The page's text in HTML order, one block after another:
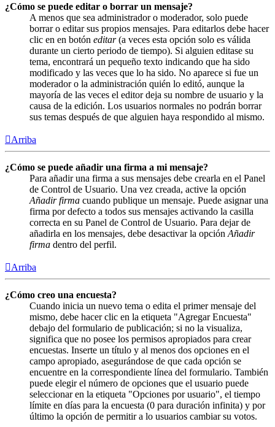
¿Cómo se puede editar o borrar un mensaje?
A menos que sea administrador o moderador, solo puede
borrar o editar sus propios mensajes. Para editarlos debe hacer
clic en en botón editar(a veces esta opción solo es válida
durante un cierto periodo de tiempo). Si alguien editase su
tema, encontrará un pequeño texto indicando que ha sido
modificado y las veces que lo ha sido. No aparece si fue un
moderador o la administración quién lo editó, aunque la
mayoría de las veces el editor deja su nombre de usuario y la
causa de la edición. Los usuarios normales no podrán borrar
sus temas después de que alguien haya respondido al mismo.
Arriba
¿Cómo se puede añadir una firma a mi mensaje?
Para añadir una firma a sus mensajes debe crearla en el Panel
de Control de Usuario. Una vez creada, active la opción
Añadir firma cuando publique un mensaje. Puede asignar una
firma por defecto a todos sus mensajes activando la casilla
correcta en su Panel de Control de Usuario. Para dejar de
añadirla en los mensajes, debe desactivar la opción Añadir
firma dentro del perfil.
Arriba
¿Cómo creo una encuesta?
Cuando inicia un nuevo tema o edita el primer mensaje del
mismo, debe hacer clic en la etiqueta "Agregar Encuesta"
debajo del formulario de publicación; si no la visualiza,
significa que no posee los permisos apropiados para crear
encuestas. Inserte un título y al menos dos opciones en el
campo apropiado, asegurándose de que cada opción se
encuentre en la correspondiente línea del formulario. También
puede elegir el número de opciones que el usuario puede
seleccionar en la etiqueta "Opciones por usuario", el tiempo
límite en días para la encuesta (0 para duración infinita) y por
último la opción de permitir a lo usuarios cambiar su votos.